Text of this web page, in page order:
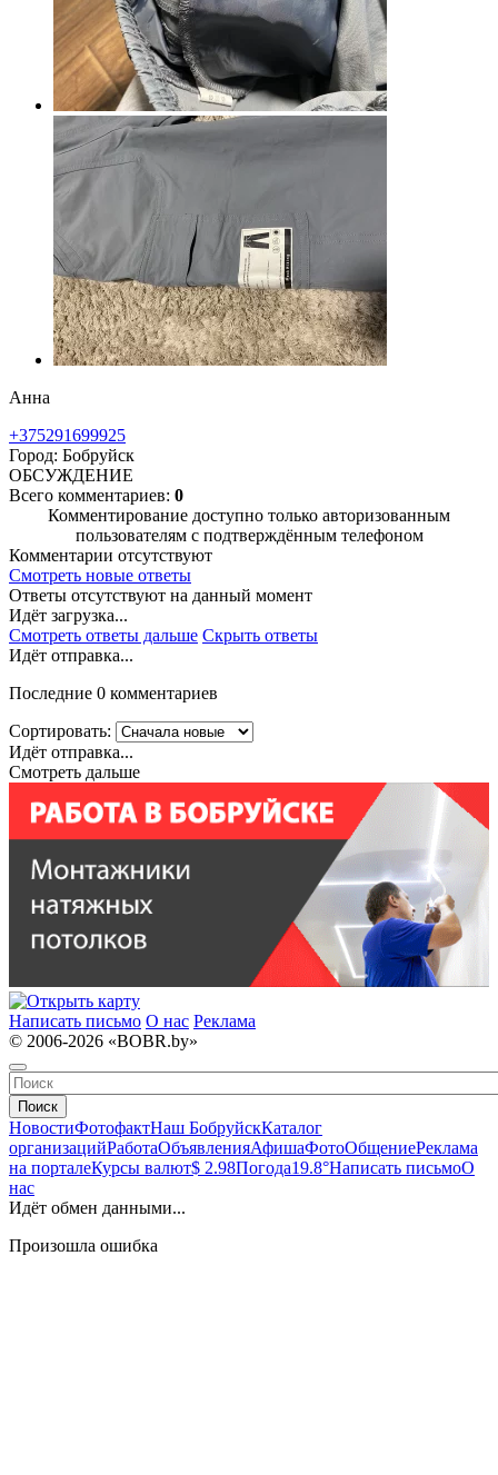
Анна
+375291699925
Город: Бобруйск
ОБСУЖДЕНИЕ
Всего комментариев: 0
Комментирование доступно только авторизованным
пользователям с подтверждённым телефоном
Комментарии отсутствуют
Смотреть новые ответы
Ответы отсутствуют на данный момент
Идёт загрузка...
Смотреть ответы дальше Скрыть ответы
Идёт отправка...
Последние 0 комментариев
Сортировать:
Идёт отправка...
Смотреть дальше
Написать письмо О нас Реклама
© 2006-2026 «BOBR.by»
Поиск
НовостиФотофактНаш БобруйскКаталог
организацийРаботаОбъявленияАфишаФотоОбщениеРеклама
на порталеКурсы валют$ 2.98Погода19.8°Написать письмоО
нас
Идёт обмен данными...
Произошла ошибка